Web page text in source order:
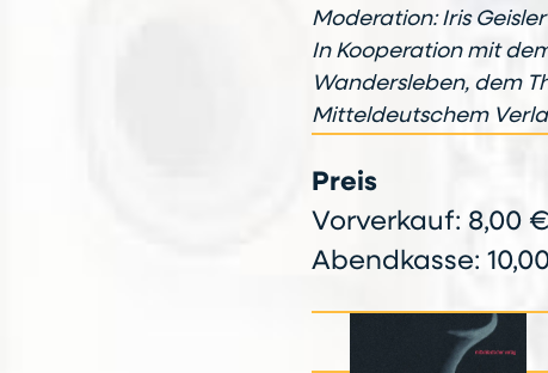
Moderation: Iris Geisler
In Kooperation mit
Wandersleben, dem
Mitteldeutschem
Preis
Vorverkauf: 8,00 €
Abendkasse: